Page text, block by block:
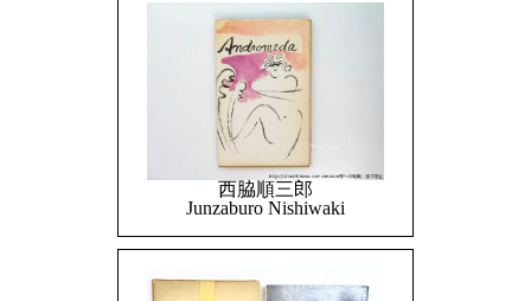
西脇順三郎
Junzaburo Nishiwaki